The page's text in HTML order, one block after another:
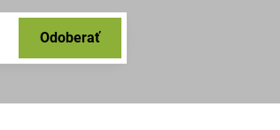
Odoberať